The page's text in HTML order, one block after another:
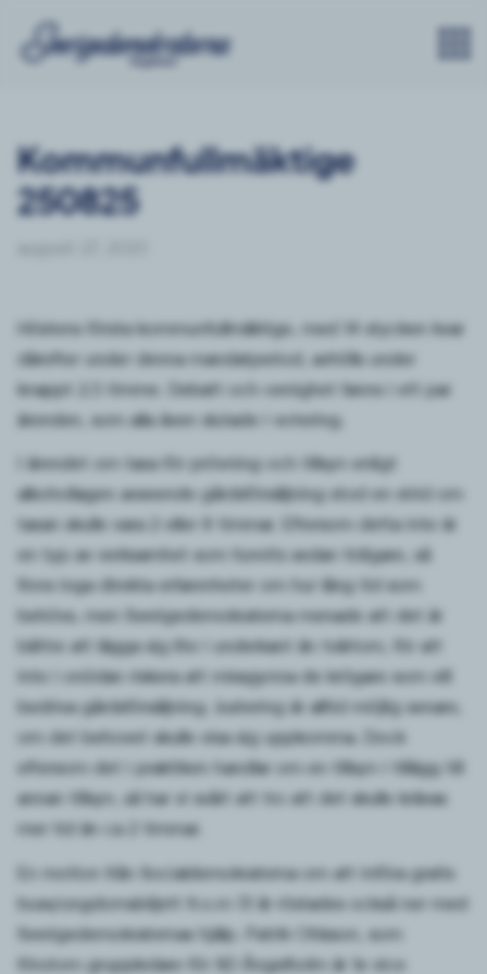
Kommunfullmäktige
250825
Höstens första kommunfullmäktige, med 14 stycken kvar
därefter under denna mandatperiod, avhölls under
knappt 2,5 timme. Debatt och oenighet fanns i ett par
ärenden, som alla även slutade i votering.
I ärendet om taxa för prövning och tillsyn enligt
alkohollagen avseende gårdsförsäljning stod en strid om
taxan skulle vara 2 eller 8 timmar. Eftersom detta inte är
en typ av verksamhet som funnits sedan tidigare, så
finns inga direkta erfarenheter om hur lång tid som
behövs, men Sverigedemokraterna menade att det är
bättre att lägga sig lite i underkant än tvärtom, för att
inte i onödan riskera att missgynna de krögare som vill
bedriva gårdsförsäljning. Justering är alltid möjlig senare,
om det behovet skulle visa sig uppkomma. Dock
eftersom det i praktiken handlar om en tillsyn i tillägg till
annan tillsyn, så har vi svårt att tro att det skulle krävas
mer tid än ca 2 timmar.
En motion från Socialdemokraterna om att införa gratis
buss/ungdomsbiljett fr.o.m 13 år röstades också ner med
Sverigedemokraternas hjälp. Patrik Ohlsson, som
förutom gruppledare för SD Ängelholm är 1e vice